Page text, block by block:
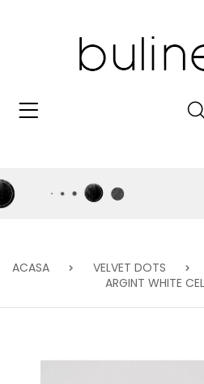
ACASA VELVET DOTS
ARGINT WHITE